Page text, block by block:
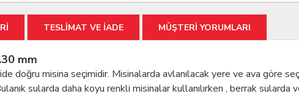
TESLİMAT VE İADE MÜŞTERİ YORUMLARI
mm
doğru misina seçimidir. Misinalarda avlanılacak yere ve ava göre
sularda daha koyu renkli misinalar kullanılırken , berrak sularda